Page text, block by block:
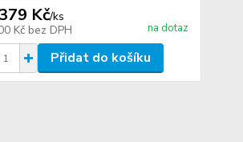
Kč/ks
Kč bez DPH na dotaz
Přidat do košíku